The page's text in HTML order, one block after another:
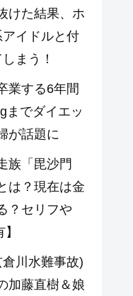
けた結果、ホ
イドルと付
まう！
業する6年間
までダイエッ
が話題に
族「毘沙門
は？現在は金
？セリフや
川水難事故)
加藤直樹＆娘